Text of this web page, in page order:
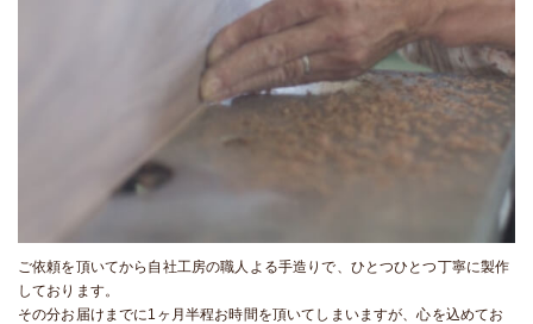
ご依頼を頂いてから自社工房の職人よる手造りで、ひとつひとつ丁寧に製作
しております。
その分お届けまでに1ヶ月半程お時間を頂いてしまいますが、心を込めてお